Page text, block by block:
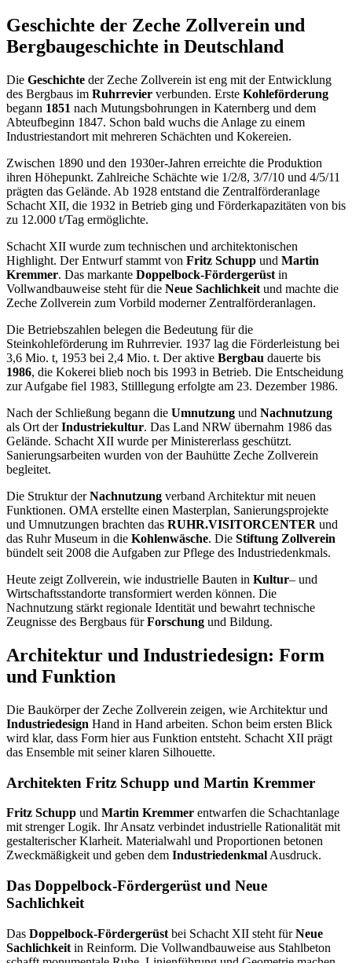
Geschichte der Zeche Zollverein und
Bergbaugeschichte in Deutschland
Die Geschichte der Zeche Zollverein ist eng mit der Entwicklung
des Bergbaus im Ruhrrevier verbunden. Erste Kohleförderung
begann 1851 nach Mutungsbohrungen in Katernberg und dem
Abteufbeginn 1847. Schon bald wuchs die Anlage zu einem
Industriestandort mit mehreren Schächten und Kokereien.
Zwischen 1890 und den 1930er-Jahren erreichte die Produktion
ihren Höhepunkt. Zahlreiche Schächte wie 1/2/8, 3/7/10 und 4/5/11
prägten das Gelände. Ab 1928 entstand die Zentralförderanlage
Schacht XII, die 1932 in Betrieb ging und Förderkapazitäten von bis
zu 12.000 t/Tag ermöglichte.
Schacht XII wurde zum technischen und architektonischen
Highlight. Der Entwurf stammt von Fritz Schupp und Martin
Kremmer. Das markante Doppelbock-Fördergerüst in
Vollwandbauweise steht für die Neue Sachlichkeit und machte die
Zeche Zollverein zum Vorbild moderner Zentralförderanlagen.
Die Betriebszahlen belegen die Bedeutung für die
Steinkohleförderung im Ruhrrevier. 1937 lag die Förderleistung bei
3,6 Mio. t, 1953 bei 2,4 Mio. t. Der aktive Bergbau dauerte bis
1986, die Kokerei blieb noch bis 1993 in Betrieb. Die Entscheidung
zur Aufgabe fiel 1983, Stilllegung erfolgte am 23. Dezember 1986.
Nach der Schließung begann die Umnutzung und Nachnutzung
als Ort derIndustriekultur. Das Land NRW übernahm 1986 das
Gelände. Schacht XII wurde per Ministererlass geschützt.
Sanierungsarbeiten wurden von der Bauhütte Zeche Zollverein
begleitet.
Die Struktur derNachnutzung verband Architektur mit neuen
Funktionen. OMA erstellte einen Masterplan, Sanierungsprojekte
und Umnutzungen brachten das RUHR.VISITORCENTER und
das Ruhr Museum in die Kohlenwäsche. Die Stiftung Zollverein
bündelt seit 2008 die Aufgaben zur Pflege des Industriedenkmals.
Heute zeigt Zollverein, wie industrielle Bauten in Kultur– und
Wirtschaftsstandorte transformiert werden können. Die
Nachnutzung stärkt regionale Identität und bewahrt technische
Zeugnisse des Bergbaus fürForschung und Bildung.
Architektur und Industriedesign: Form
und Funktion
Die Baukörper der Zeche Zollverein zeigen, wie Architektur und
Industriedesign Hand in Hand arbeiten. Schon beim ersten Blick
wird klar, dass Form hier aus Funktion entsteht. Schacht XII prägt
das Ensemble mit seiner klaren Silhouette.
Architekten Fritz Schupp und Martin Kremmer
Fritz Schupp und Martin Kremmer entwarfen die Schachtanlage
mit strenger Logik. Ihr Ansatz verbindet industrielle Rationalität mit
gestalterischer Klarheit. Materialwahl und Proportionen betonen
Zweckmäßigkeit und geben dem Industriedenkmal Ausdruck.
Das Doppelbock-Fördergerüst und Neue
Sachlichkeit
Das Doppelbock-Fördergerüst bei Schacht XII steht fürNeue
Sachlichkeit in Reinform. Die Vollwandbauweise aus Stahlbeton